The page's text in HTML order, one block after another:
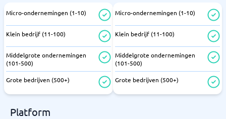
Micro-ondernemingen (1-10)
Klein bedrijf (11-100)
Middelgrote ondernemingen
(101-500)
Grote bedrijven (500+)
Micro-ondernemingen (1-10)
Klein bedrijf (11-100)
Middelgrote ondernemingen
(101-500)
Grote bedrijven (500+)
Platform